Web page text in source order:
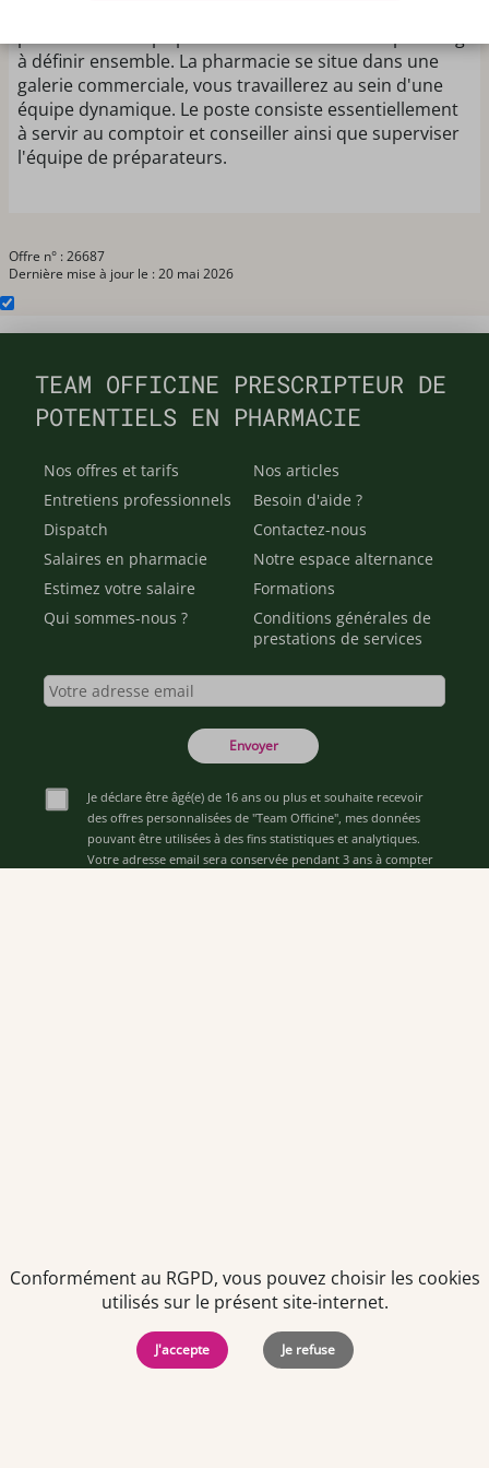
à définir ensemble. La pharmacie se situe dans une
galerie commerciale, vous travaillerez au sein d'une
équipe dynamique. Le poste consiste essentiellement
à servir au comptoir et conseiller ainsi que superviser
l'équipe de préparateurs.
Offre n° : 26687
Dernière mise à jour le : 20 mai 2026
TEAM OFFICINE PRESCRIPTEUR DE
POTENTIELS EN PHARMACIE
Nos offres et tarifs
Entretiens professionnels
Dispatch
Salaires en pharmacie
Estimez votre salaire
Qui sommes-nous ?
Nos articles
Besoin d'aide ?
Contactez-nous
Notre espace alternance
Formations
Conditions générales de
prestations de services
Envoyer
Je déclare être âgé(e) de 16 ans ou plus et souhaite recevoir
des offres personnalisées de "Team Officine", mes données
pouvant être utilisées à des fins statistiques et analytiques.
Votre adresse email sera conservée pendant 3 ans à compter
personnelles
réservés.
Conformément au RGPD, vous pouvez choisir les cookies
utilisés sur le présent site-internet.
J'accepte Je refuse